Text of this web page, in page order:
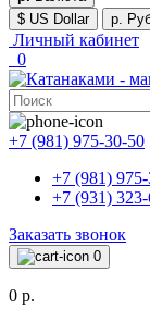
$ US Dollar
р.
Личный кабинет
0
+7 (981) 975-30-50
+7 (981)
+7 (931)
Заказать звонок
0
0 р.